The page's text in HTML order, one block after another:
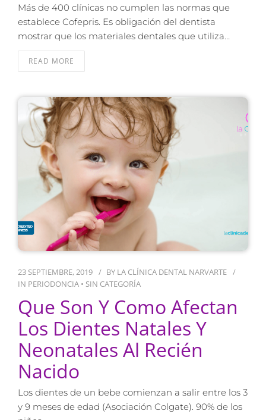
Más de 400 clínicas no cumplen las normas que
establece Cofepris. Es obligación del dentista
mostrar que los materiales dentales que utiliza…
READ MORE
23 SEPTIEMBRE, 2019 BY LA CLÍNICA DENTAL NARVARTE
IN PERIODONCIA • SIN CATEGORÍA
Que Son Y Como Afectan
Los Dientes Natales Y
Neonatales Al Recién
Nacido
Los dientes de un bebe comienzan a salir entre los 3
y 9 meses de edad (Asociación Colgate). 90% de los